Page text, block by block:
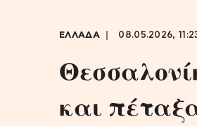
ΕΛΛΑΔΑ 08.05.2026,
και